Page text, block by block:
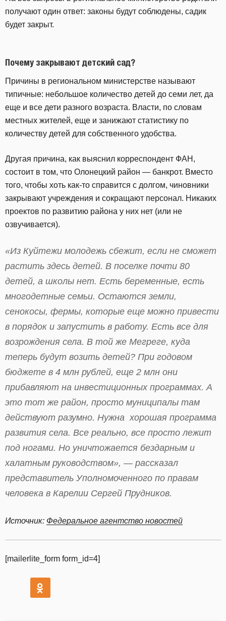
получают один ответ: законы будут соблюдены, садик
будет закрыт.
Почему закрывают детский сад?
Причины в региональном министерстве называют
типичные: небольшое количество детей до семи лет, да
еще и все дети разного возраста. Власти, по словам
местных жителей, еще и занижают статистику по
количеству детей для собственного удобства.
Другая причина, как выяснил корреспондент ФАН,
состоит в том, что Олонецкий район — банкрот. Вместо
того, чтобы хоть как-то справится с долгом, чиновники
закрывают учреждения и сокращают персонал. Никаких
проектов по развитию района у них нет (или не
озвучивается).
«Из Куйтежи молодежь сбежит, если не сможет
растить здесь детей. В поселке почти 80
детей, а школы нет. Есть беременные, есть
многодетные семьи. Остаются земли,
сенокосы, фермы, которые еще можно привести
в порядок и запустить в работу. Есть все для
возрождения села. В той же Мегреге, куда
теперь будут возить детей? При годовом
бюджете в 4 млн рублей, еще 2 млн они
прибавляют на инвестиционных программах. А
это тот же район, просто муниципалы там
действуют разумно. Нужна хорошая программа
развития села. Все реально, все просто лежит
под ногами. Но уничтожается бездарным и
халатным руководством», — рассказал
представитель Уполномоченного по правам
человека в Карелии Сергей Прудников.
Источник: Федеральное агентство новостей
[mailerlite_form form_id=4]